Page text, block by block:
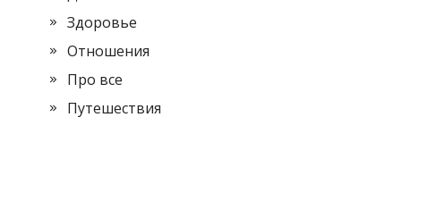
Здоровье
Отношения
Про все
Путешествия